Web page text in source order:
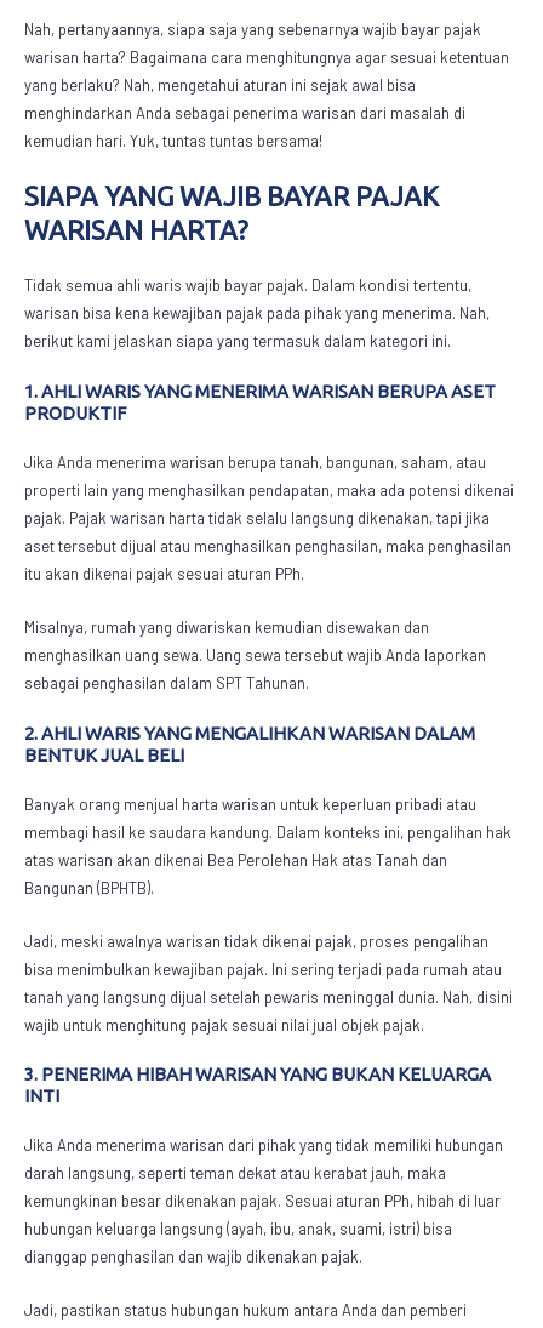
Nah, pertanyaannya, siapa saja yang sebenarnya wajib bayar pajak
warisan harta? Bagaimana cara menghitungnya agar sesuai ketentuan
yang berlaku? Nah, mengetahui aturan ini sejak awal bisa
menghindarkan Anda sebagai penerima warisan dari masalah di
kemudian hari. Yuk, tuntas tuntas bersama!
SIAPA YANG WAJIB BAYAR PAJAK
WARISAN HARTA?
Tidak semua ahli waris wajib bayar pajak. Dalam kondisi tertentu,
warisan bisa kena kewajiban pajak pada pihak yang menerima. Nah,
berikut kami jelaskan siapa yang termasuk dalam kategori ini.
1. AHLI WARIS YANG MENERIMA WARISAN BERUPA ASET
PRODUKTIF
Jika Anda menerima warisan berupa tanah, bangunan, saham, atau
properti lain yang menghasilkan pendapatan, maka ada potensi dikenai
pajak. Pajak warisan harta tidak selalu langsung dikenakan, tapi jika
aset tersebut dijual atau menghasilkan penghasilan, maka penghasilan
itu akan dikenai pajak sesuai aturan PPh.
Misalnya, rumah yang diwariskan kemudian disewakan dan
menghasilkan uang sewa. Uang sewa tersebut wajib Anda laporkan
sebagai penghasilan dalam SPT Tahunan.
2. AHLI WARIS YANG MENGALIHKAN WARISAN DALAM
BENTUK JUAL BELI
Banyak orang menjual harta warisan untuk keperluan pribadi atau
membagi hasil ke saudara kandung. Dalam konteks ini, pengalihan hak
atas warisan akan dikenai Bea Perolehan Hak atas Tanah dan
Bangunan (BPHTB).
Jadi, meski awalnya warisan tidak dikenai pajak, proses pengalihan
bisa menimbulkan kewajiban pajak. Ini sering terjadi pada rumah atau
tanah yang langsung dijual setelah pewaris meninggal dunia. Nah, disini
wajib untuk menghitung pajak sesuai nilai jual objek pajak.
3. PENERIMA HIBAH WARISAN YANG BUKAN KELUARGA
INTI
Jika Anda menerima warisan dari pihak yang tidak memiliki hubungan
darah langsung, seperti teman dekat atau kerabat jauh, maka
kemungkinan besar dikenakan pajak. Sesuai aturan PPh, hibah di luar
hubungan keluarga langsung (ayah, ibu, anak, suami, istri) bisa
dianggap penghasilan dan wajib dikenakan pajak.
Jadi, pastikan status hubungan hukum antara Anda dan pemberi